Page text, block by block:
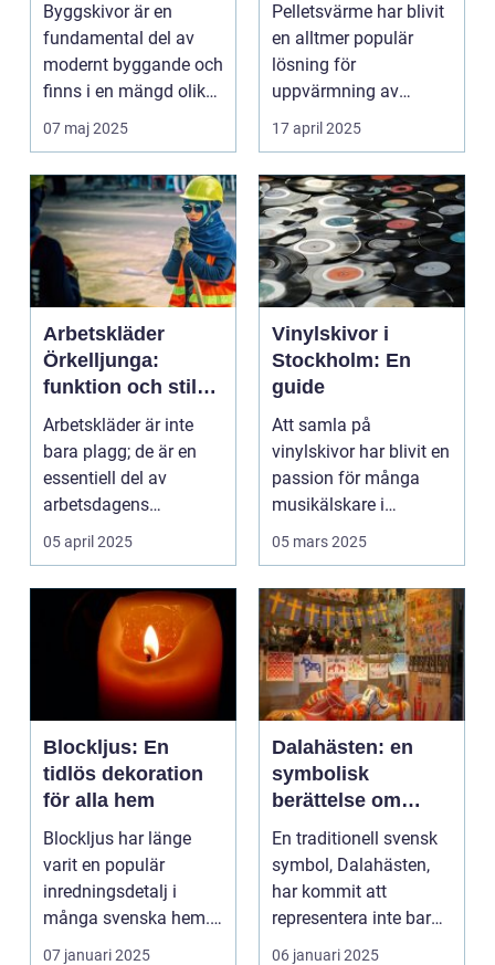
Byggskivor är en
fundamental del av
modernt byggande och
finns i en mängd olika
typer och ...
07 maj 2025
Pelletsvärme har blivit
en alltmer populär
lösning för
uppvärmning av
bost&...
17 april 2025
Arbetskläder
Örkelljunga:
funktion och stil
för varje
yrkesperson
Arbetskläder är inte
bara plagg; de är en
essentiell del av
arbetsdagens
utrustning s...
05 april 2025
Vinylskivor i
Stockholm: En
guide
Att samla på
vinylskivor har blivit en
passion för många
musikälskare i
Stockh...
05 mars 2025
Blockljus: En
tidlös dekoration
för alla hem
Blockljus har länge
varit en populär
inredningsdetalj i
många svenska hem.
Deras enk...
07 januari 2025
Dalahästen: en
symbolisk
berättelse om
svenskt hantverk
En traditionell svensk
symbol, Dalahästen,
har kommit att
representera inte bara
Dalarna, utan ...
06 januari 2025